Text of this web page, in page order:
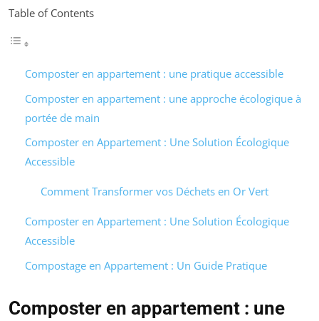
Table of Contents
Composter en appartement : une pratique accessible
Composter en appartement : une approche écologique à
portée de main
Composter en Appartement : Une Solution Écologique
Accessible
Comment Transformer vos Déchets en Or Vert
Composter en Appartement : Une Solution Écologique
Accessible
Compostage en Appartement : Un Guide Pratique
Composter en appartement : une